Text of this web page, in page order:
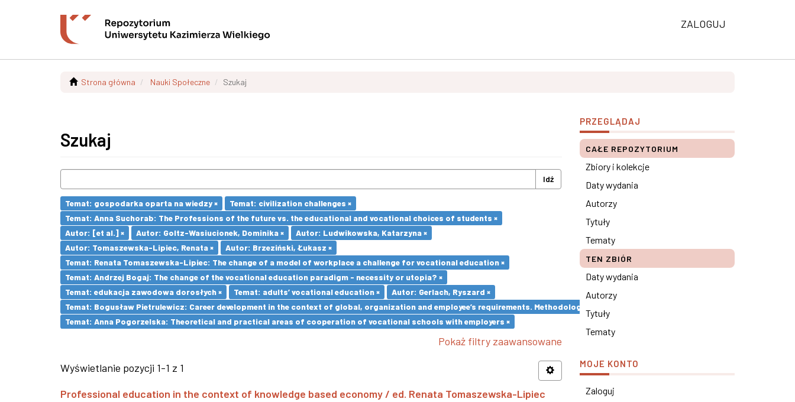
ZALOGUJ
Strona główna Nauki Społeczne Szukaj
Szukaj
Idź
Temat: gospodarka oparta na wiedzy ×
Temat: civilization challenges ×
Temat: Anna Suchorab: The Professions of the future vs. the educational and vocational choices of students ×
Autor: [et al.] ×
Autor: Goltz-Wasiucionek, Dominika ×
Autor: Ludwikowska, Katarzyna ×
Autor: Tomaszewska-Lipiec, Renata ×
Autor: Brzeziński, Łukasz ×
Temat: Renata Tomaszewska-Lipiec: The change of a model of workplace a challenge for vocational education ×
Temat: Andrzej Bogaj: The change of the vocational education paradigm - necessity or utopia? ×
Temat: edukacja zawodowa dorosłych ×
Temat: adults’ vocational education ×
Autor: Gerlach, Ryszard ×
Temat: Bogusław Pietrulewicz: Career development in the context of global, organization and employee’s requirements. Methodological remarks ×
Temat: Anna Pogorzelska: Theoretical and practical areas of cooperation of vocational schools with employers ×
Pokaż filtry zaawansowane
Wyświetlanie pozycji 1-1 z 1
Professional education in the context of knowledge based economy / ed. Renata Tomaszewska-Lipiec
PRZEGLĄDAJ
CAŁE REPOZYTORIUM
Zbiory i kolekcje
Daty wydania
Autorzy
Tytuły
Tematy
TEN ZBIÓR
Daty wydania
Autorzy
Tytuły
Tematy
MOJE KONTO
Zaloguj